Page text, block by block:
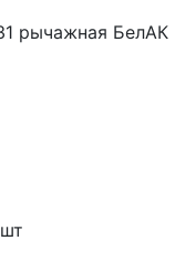
шт